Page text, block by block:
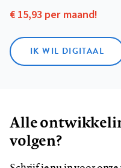
€ 15,93 per maand!
IK WIL DIGITAAL
Alle
volgen?